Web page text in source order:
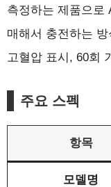
측정하는 제품으로
매해서 충전하는
고혈압 표시, 60회
주요 스펙
항목
모델명